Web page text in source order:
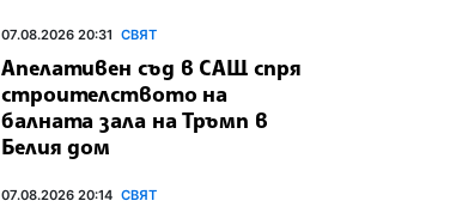
07.08.2026 20:31 СВЯТ
Апелативен съд в САЩ спря
строителството на
балната зала на Тръмп в
Белия дом
07.08.2026 20:14 СВЯТ